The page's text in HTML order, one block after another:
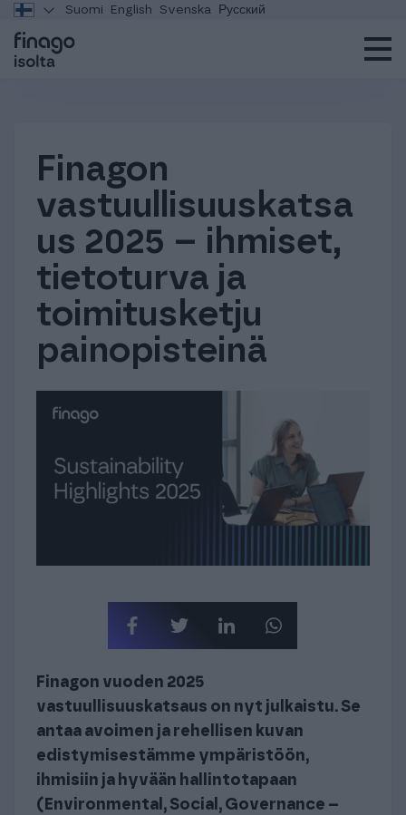
Suomi English Svenska Русский
Finagon
vastuullisuuskatsa
us 2025 – ihmiset,
tietoturva ja
toimitusketju
painopisteinä
Finagon vuoden 2025
vastuullisuuskatsaus on nyt julkaistu. Se
antaa avoimen ja rehellisen kuvan
edistymisestämme ympäristöön,
ihmisiin ja hyvään hallintotapaan
(Environmental, Social, Governance –